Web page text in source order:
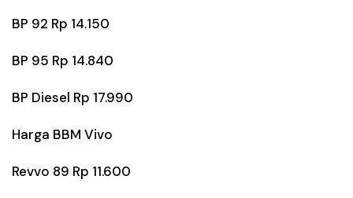
BP 92 Rp 14.150
BP 95 Rp 14.840
BP Diesel Rp 17.990
Harga BBM Vivo
Revvo 89 Rp 11.600